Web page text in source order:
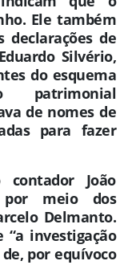
Ele também
declarações de
Silvério,
do esquema
patrimonial
de nomes de
para fazer
contador João
meio dos
Delmanto.
investigação
por equívoco